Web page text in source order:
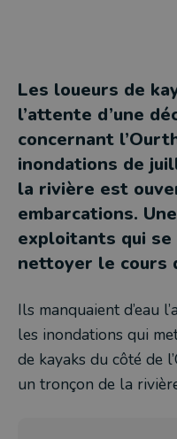
Les loueurs de
l’attente d’une
concernant
inondations de
la rivière est
embarcations.
exploitants qui
nettoyer le cours
Ils manquaient d’eau
les inondations qui
de kayaks du côté de
un tronçon de la